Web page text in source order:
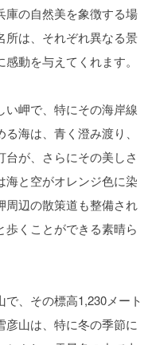
庫の自然美を象徴する場
所は、それぞれ異なる景
動を与えてくれます。
岬で、特にその海岸線
海は、青く澄み渡り、
が、さらにその美しさ
海と空がオレンジ色に染
周辺の散策道も整備され
くことができる素晴ら
、その標高1,230メート
彦山は、特に冬の季節に